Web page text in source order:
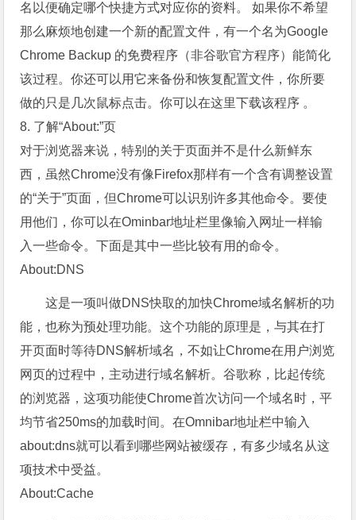
名以便确定哪个快捷方式对应你的资料。 如果你不希望
那么麻烦地创建一个新的配置文件，有一个名为Google
Chrome Backup 的免费程序（非谷歌官方程序）能简化
该过程。你还可以用它来备份和恢复配置文件，你所要
做的只是几次鼠标点击。你可以在这里下载该程序 。
8. 了解“About:”页
对于浏览器来说，特别的关于页面并不是什么新鲜东
西，虽然Chrome没有像Firefox那样有一个含有调整设置
的“关于”页面，但Chrome可以识别许多其他命令。要使
用他们，你可以在Ominbar地址栏里像输入网址一样输
入一些命令。下面是其中一些比较有用的命令。
About:DNS
这是一项叫做DNS快取的加快Chrome域名解析的功
能，也称为预处理功能。这个功能的原理是，与其在打
开页面时等待DNS解析域名，不如让Chrome在用户浏览
网页的过程中，主动进行域名解析。谷歌称，比起传统
的浏览器，这项功能使Chrome首次访问一个域名时，平
均节省250ms的加载时间。在Omnibar地址栏中输入
about:dns就可以看到哪些网站被缓存，有多少域名从这
项技术中受益。
About:Cache